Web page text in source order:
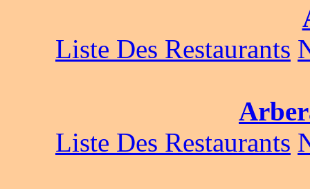
Liste Des Restaurants
Liste Des Restaurants